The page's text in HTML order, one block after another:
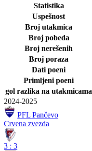
Statistika
Uspešnost
Broj utakmica
Broj pobeda
Broj nerešenih
Broj poraza
Dati poeni
Primljeni poeni
gol razlika na utakmicama
2024-2025
PFL Pančevo
Crvena zvezda
3 : 3